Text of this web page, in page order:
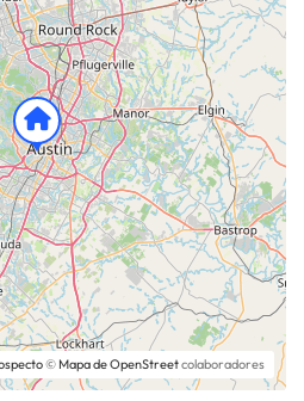
© Mapa de OpenStreetcolaboradores